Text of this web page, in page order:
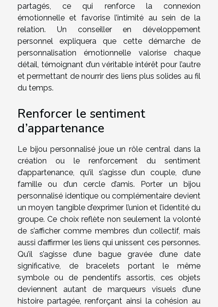
partagés, ce qui renforce la connexion
émotionnelle et favorise l’intimité au sein de la
relation. Un conseiller en développement
personnel expliquera que cette démarche de
personnalisation émotionnelle valorise chaque
détail, témoignant d’un véritable intérêt pour l’autre
et permettant de nourrir des liens plus solides au fil
du temps.
Renforcer le sentiment
d’appartenance
Le bijou personnalisé joue un rôle central dans la
création ou le renforcement du sentiment
d’appartenance, qu’il s’agisse d’un couple, d’une
famille ou d’un cercle d’amis. Porter un bijou
personnalisé identique ou complémentaire devient
un moyen tangible d’exprimer l’union et l’identité du
groupe. Ce choix reflète non seulement la volonté
de s’afficher comme membres d’un collectif, mais
aussi d’affirmer les liens qui unissent ces personnes.
Qu’il s’agisse d’une bague gravée d’une date
significative, de bracelets portant le même
symbole ou de pendentifs assortis, ces objets
deviennent autant de marqueurs visuels d’une
histoire partagée, renforçant ainsi la cohésion au